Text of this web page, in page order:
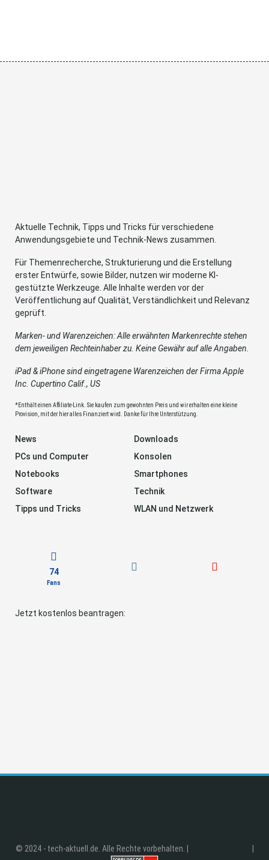
Aktuelle Technik, Tipps und Tricks für verschiedene
Anwendungsgebiete und Technik-News zusammen.
Für Themenrecherche, Strukturierung und die Erstellung
erster Entwürfe, sowie Bilder, nutzen wir moderne KI-
gestützte Werkzeuge. Alle Inhalte werden vor der
Veröffentlichung auf Qualität, Verständlichkeit und Relevanz
geprüft.
Marken- und Warenzeichen: Alle erwähnten Markenrechte stehen
dem jeweiligen Rechteinhaber zu. Keine Gewähr auf alle Angaben.
iPad & iPhone sind eingetragene Warenzeichen der Firma Apple
Inc. Cupertino Calif., US
*Enthält einen Affiliate-Link. Sie kaufen zum gewohnten Preis und wir erhalten eine kleine
Provision, mit der hier alles Finanziert wird. Danke für Ihre Unterstützung.
News
Downloads
PCs und Computer
Konsolen
Notebooks
Smartphones
Software
Technik
Tipps und Tricks
WLAN und Netzwerk
74
Fans
Jetzt kostenlos beantragen:
© 2024 - tech-aktuell.de. Alle Rechte vorbehalten. |